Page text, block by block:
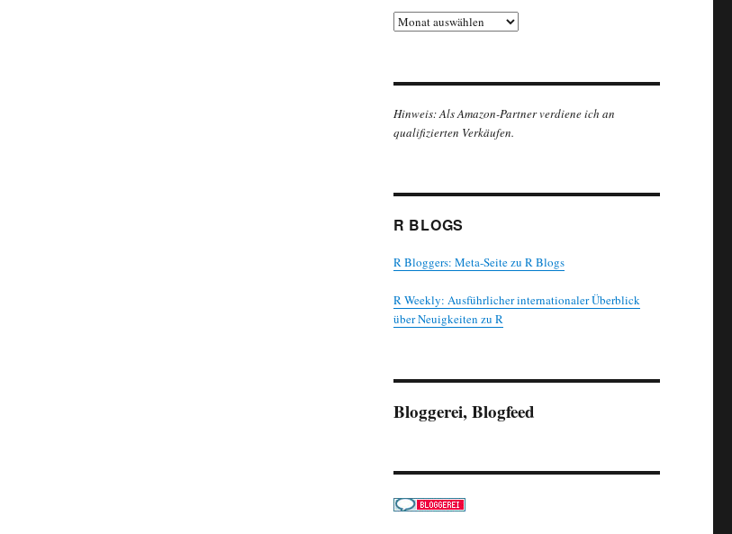
Archiv
Hinweis: Als Amazon-Partner verdiene ich an
qualifizierten Verkäufen.
R BLOGS
R Bloggers: Meta-Seite zu R Blogs
R Weekly: Ausführlicher internationaler Überblick
über Neuigkeiten zu R
Bloggerei, Blogfeed